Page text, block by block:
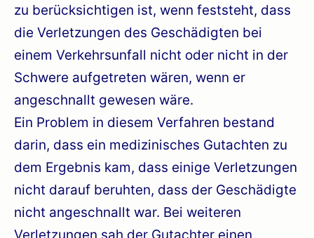
zu berücksichtigen ist, wenn feststeht, dass
die Verletzungen des Geschädigten bei
einem Verkehrsunfall nicht oder nicht in der
Schwere aufgetreten wären, wenn er
angeschnallt gewesen wäre.
Ein Problem in diesem Verfahren bestand
darin, dass ein medizinisches Gutachten zu
dem Ergebnis kam, dass einige Verletzungen
nicht darauf beruhten, dass der Geschädigte
nicht angeschnallt war. Bei weiteren
Verletzungen sah der Gutachter einen